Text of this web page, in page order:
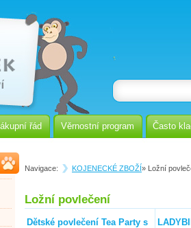
řád Věrnostní program Často
Navigace: KOJENECKÉ ZBOŽÍ» Ložní
Ložní povlečení
Dětské povlečení Tea Party s